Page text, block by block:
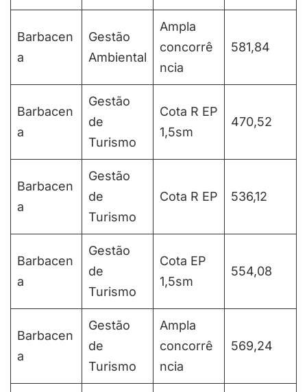
Barbacen
a
Gestão
Ambiental
Ampla
concorrê
ncia
581,84
Barbacen
a
Gestão
de
Turismo
Cota R EP
1,5sm
470,52
Barbacen
a
Gestão
de
Turismo
Cota R EP 536,12
Barbacen
a
Gestão
de
Turismo
Cota EP
1,5sm
554,08
Barbacen
a
Gestão
de
Turismo
Ampla
concorrê
ncia
569,24